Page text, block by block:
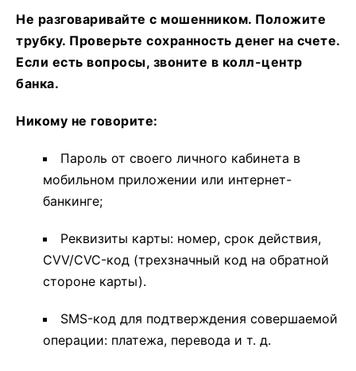
Не разговаривайте с мошенником. Положите
трубку. Проверьте сохранность денег на счете.
Если есть вопросы, звоните в колл-центр
банка.
Никому не говорите:
Пароль от своего личного кабинета в
мобильном приложении или интернет-
банкинге;
Реквизиты карты: номер, срок действия,
CVV/CVC-код (трехзначный код на обратной
стороне карты).
SMS-код для подтверждения совершаемой
операции: платежа, перевода и т. д.